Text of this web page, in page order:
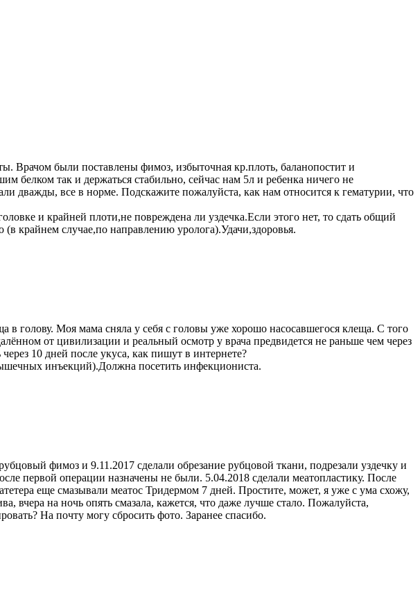
Врачом были поставлены фимоз, избыточная кр.плоть, баланопостит и
белком так и держаться стабильно, сейчас нам 5л и ребенка ничего не
дважды, все в норме. Подскажите пожалуйста, как нам относится к гематурии, что
и крайней плоти,не повреждена ли уздечка.Если этого нет, то сдать общий
крайнем случае,по направлению уролога).Удачи,здоровья.
голову. Моя мама сняла у себя с головы уже хорошо насосавшегося клеща. С того
от цивилизации и реальный осмотр у врача предвидется не раньше чем через
10 дней после укуса, как пишут в интернете?
инъекций).Должна посетить инфекциониста.
фимоз и 9.11.2017 сделали обрезание рубцовой ткани, подрезали уздечку и
первой операции назначены не были. 5.04.2018 сделали меатопластику. После
еще смазывали меатос Тридермом 7 дней. Простите, может, я уже с ума схожу,
вчера на ночь опять смазала, кажется, что даже лучше стало. Пожалуйста,
На почту могу сбросить фото. Заранее спасибо.